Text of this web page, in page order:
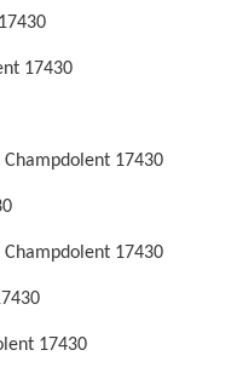
17430
17430
17430
17430